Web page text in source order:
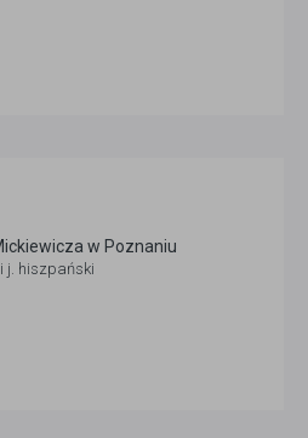
w Poznaniu
j. hiszpański